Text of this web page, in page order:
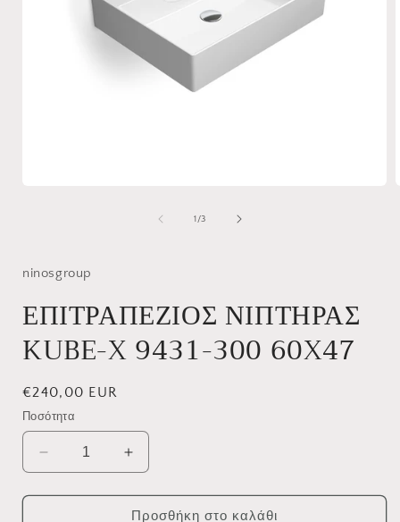
1 /από
3
ninosgroup
ΕΠΙΤΡΑΠΕΖΙΟΣ ΝΙΠΤΗΡΑΣ
KUBE-X 9431-300 60X47
Κανονική
τιμή
€240,00 EUR
Ποσότητα
Μείωση
ποσότητας
για
ΕΠΙΤΡΑΠΕΖΙΟΣ
Αύξηση
ποσότητας
για
ΕΠΙΤΡΑΠΕΖΙΟΣ
Προσθήκη στο καλάθι